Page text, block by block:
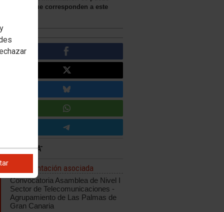
Sector que corresponden a este
Documentación asociada
Convocatoria Asamblea de Nivel I
Sector de Telecomunicaciones -
Agrupamiento de Las Palmas de
Gran Canaria